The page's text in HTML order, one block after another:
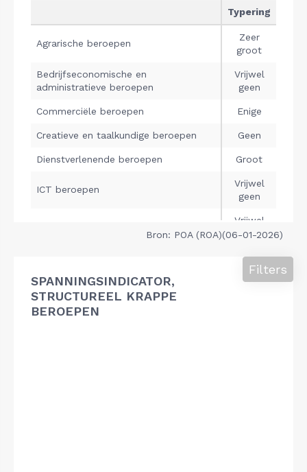
Bron: POA (ROA)(06-01-2026)
SPANNINGSINDICATOR,
STRUCTUREEL KRAPPE
BEROEPEN
Filters